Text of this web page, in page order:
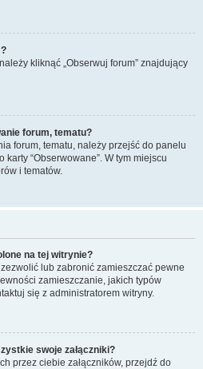
kliknąć „Obserwuj forum” znajdujący
forum, tematu?
forum, tematu, należy przejść do panelu
“Obserwowane”. W tym miejscu
i tematów.
na tej witrynie?
lub zabronić zamieszczać pewne
zamieszczanie, jakich typów
się z administratorem witryny.
swoje załączniki?
przez ciebie załączników, przejdź do